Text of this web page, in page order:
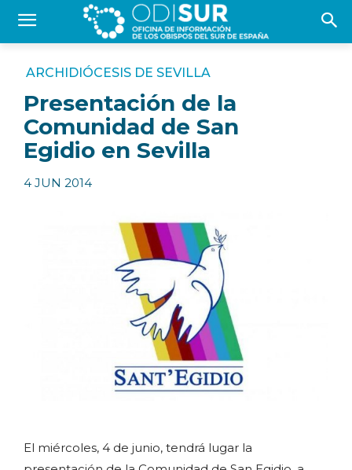
ARCHIDIÓCESIS DE SEVILLA
Presentación de la
Comunidad de San
Egidio en Sevilla
4 JUN 2014
El miércoles, 4 de junio, tendrá lugar la